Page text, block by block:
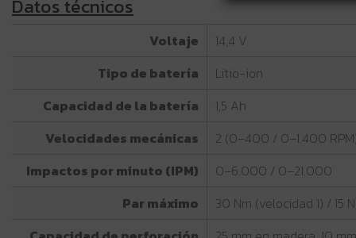
Datos técnicos
Voltaje
14,4 V
Tipo de batería
Litio-ion
Capacidad de la batería
1,5 Ah
Velocidades mecánicas
2 (0–400 / 0–1.400
Impactos por minuto (IPM)
0–6.000 / 0–21.000
Par máximo
30 Nm (velocidad 1) / 15